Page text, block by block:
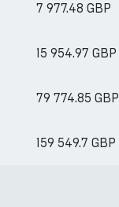
7 977.48 GBP
15 954.97 GBP
79 774.85 GBP
159 549.7 GBP